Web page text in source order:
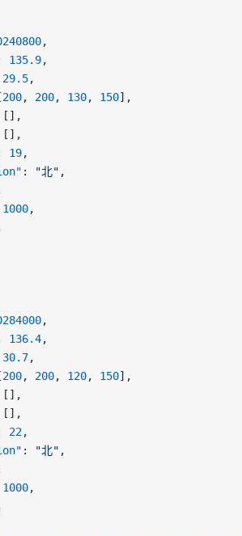
,
135.9,
29.5,
200, 200, 130, 150],
[],
[],
19,
: "北" ,
1000,
,
136.4,
30.7,
200, 200, 120, 150],
[],
[],
22,
: "北" ,
1000,